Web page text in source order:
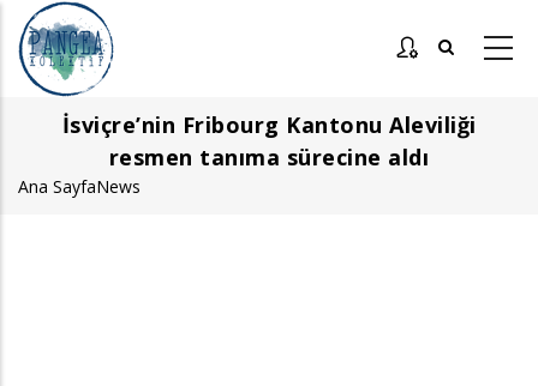
Ana
içeriğe
atla
İsviçre’nin Fribourg Kantonu Aleviliği
resmen tanıma sürecine aldı
Sayfa
Ana SayfaNews